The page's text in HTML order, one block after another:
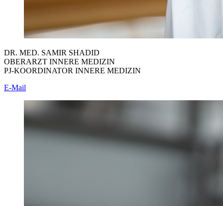
DR. MED. SAMIR SHADID
OBERARZT INNERE MEDIZIN
PJ-KOORDINATOR INNERE MEDIZIN
E-Mail